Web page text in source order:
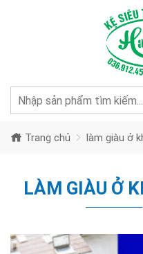
Trang chủ làm giàu ở
LÀM GIÀU Ở